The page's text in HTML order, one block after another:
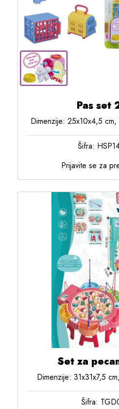
Pas set
Dimenzije: 25x10x4,5
Šifra:
Prijavite se za
Set za
Dimenzije: 31x31x7,5
Šifra: